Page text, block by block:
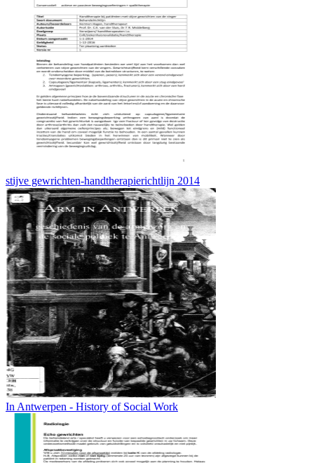
stijve gewrichten-handtherapierichtlijn 2014
In Antwerpen - History of Social Work